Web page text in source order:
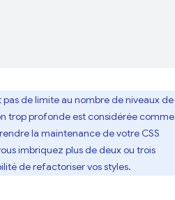
pas de limite au nombre de niveaux de
trop profonde est considérée comme
la maintenance de votre CSS
imbriquez plus de deux ou trois
de refactoriser vos styles.